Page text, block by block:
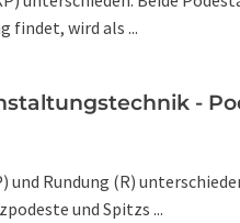
findet, wird als ...
-
Rundung (R)
und Spitzs ...